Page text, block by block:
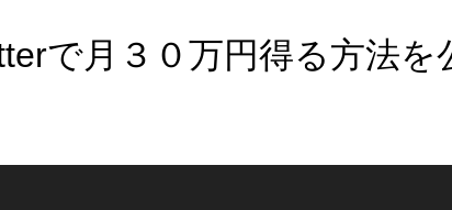
で月３０万円得る方法を